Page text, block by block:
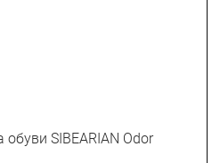
SIBEARIAN Odor